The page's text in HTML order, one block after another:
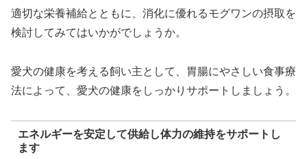
適切な栄養補給とともに、消化に優れるモグワンの摂取を
検討してみてはいかがでしょうか。
愛犬の健康を考える飼い主として、胃腸にやさしい食事療
法によって、愛犬の健康をしっかりサポートしましょう。
エネルギーを安定して供給し体力の維持をサポートし
ます